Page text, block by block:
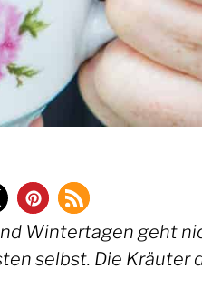
Wintertagen geht
selbst. Die Kräuter